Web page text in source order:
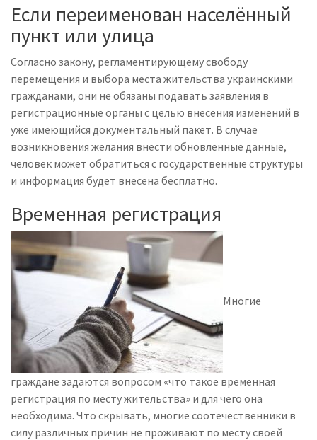
Если переименован населённый
пункт или улица
Согласно закону, регламентирующему свободу
перемещения и выбора места жительства украинскими
гражданами, они не обязаны подавать заявления в
регистрационные органы с целью внесения изменений в
уже имеющийся документальный пакет. В случае
возникновения желания внести обновленные данные,
человек может обратиться с государственные структуры
и информация будет внесена бесплатно.
Временная регистрация
Многие
граждане задаются вопросом «что такое временная
регистрация по месту жительства» и для чего она
необходима. Что скрывать, многие соотечественники в
силу различных причин не проживают по месту своей